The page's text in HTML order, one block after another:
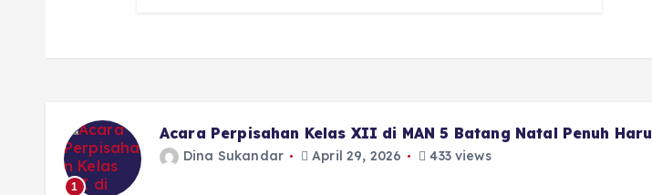
1
Acara Perpisahan Kelas XII di MAN 5 Batang Natal Penuh Haru
Dina Sukandar April 29, 2026 433 views